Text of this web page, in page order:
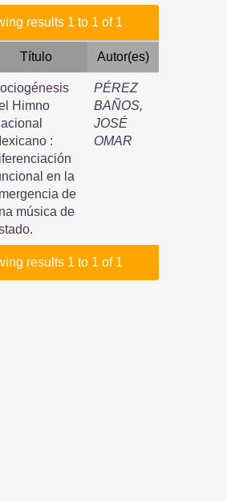
results 1 to 1 of 1
Título Autor(es)
Himno
:
en la
de
música de
PÉREZ
BAÑOS,
JOSÉ
OMAR
results 1 to 1 of 1